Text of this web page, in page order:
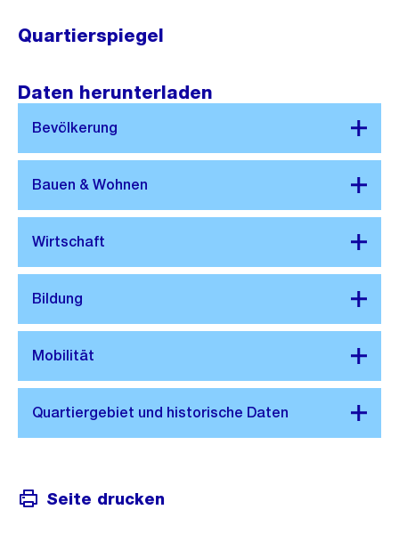
Quartierspiegel
Daten herunterladen
Seite drucken